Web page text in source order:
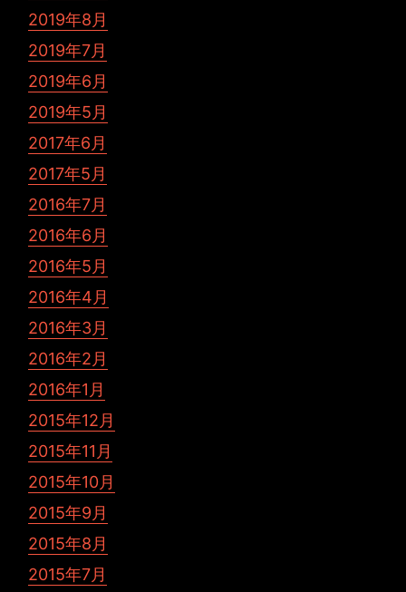
2019年8月
2019年7月
2019年6月
2019年5月
2017年6月
2017年5月
2016年7月
2016年6月
2016年5月
2016年4月
2016年3月
2016年2月
2016年1月
2015年12月
2015年11月
2015年10月
2015年9月
2015年8月
2015年7月